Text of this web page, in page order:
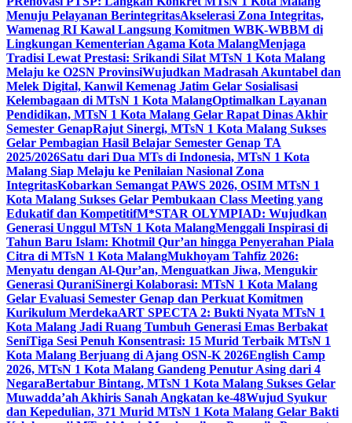
Menuju Pelayanan BerintegritasAkselerasi Zona Integritas,
Wamenag RI Kawal Langsung Komitmen WBK-WBBM di
Lingkungan Kementerian Agama Kota MalangMenjaga
Tradisi Lewat Prestasi: Srikandi Silat MTsN 1 Kota Malang
Melaju ke O2SN ProvinsiWujudkan Madrasah Akuntabel dan
Melek Digital, Kanwil Kemenag Jatim Gelar Sosialisasi
Kelembagaan di MTsN 1 Kota MalangOptimalkan Layanan
Pendidikan, MTsN 1 Kota Malang Gelar Rapat Dinas Akhir
Semester GenapRajut Sinergi, MTsN 1 Kota Malang Sukses
Gelar Pembagian Hasil Belajar Semester Genap TA
2025/2026Satu dari Dua MTs di Indonesia, MTsN 1 Kota
Malang Siap Melaju ke Penilaian Nasional Zona
IntegritasKobarkan Semangat PAWS 2026, OSIM MTsN 1
Kota Malang Sukses Gelar Pembukaan Class Meeting yang
Edukatif dan KompetitifM*STAR OLYMPIAD: Wujudkan
Generasi Unggul MTsN 1 Kota MalangMenggali Inspirasi di
Tahun Baru Islam: Khotmil Qur’an hingga Penyerahan Piala
Citra di MTsN 1 Kota MalangMukhoyam Tahfiz 2026:
Menyatu dengan Al-Qur’an, Menguatkan Jiwa, Mengukir
Generasi QuraniSinergi Kolaborasi: MTsN 1 Kota Malang
Gelar Evaluasi Semester Genap dan Perkuat Komitmen
Kurikulum MerdekaART SPECTA 2: Bukti Nyata MTsN 1
Kota Malang Jadi Ruang Tumbuh Generasi Emas Berbakat
SeniTiga Sesi Penuh Konsentrasi: 15 Murid Terbaik MTsN 1
Kota Malang Berjuang di Ajang OSN-K 2026English Camp
2026, MTsN 1 Kota Malang Gandeng Penutur Asing dari 4
NegaraBertabur Bintang, MTsN 1 Kota Malang Sukses Gelar
Muwadda’ah Akhiris Sanah Angkatan ke-48Wujud Syukur
dan Kepedulian, 371 Murid MTsN 1 Kota Malang Gelar Bakti